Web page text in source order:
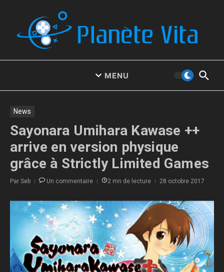
MENU
News
Sayonara Umihara Kawase ++
arrive en version physique
grâce à Strictly Limited Games
Par Seb Un commentaire 2 mn de lecture 28 octobre 2017